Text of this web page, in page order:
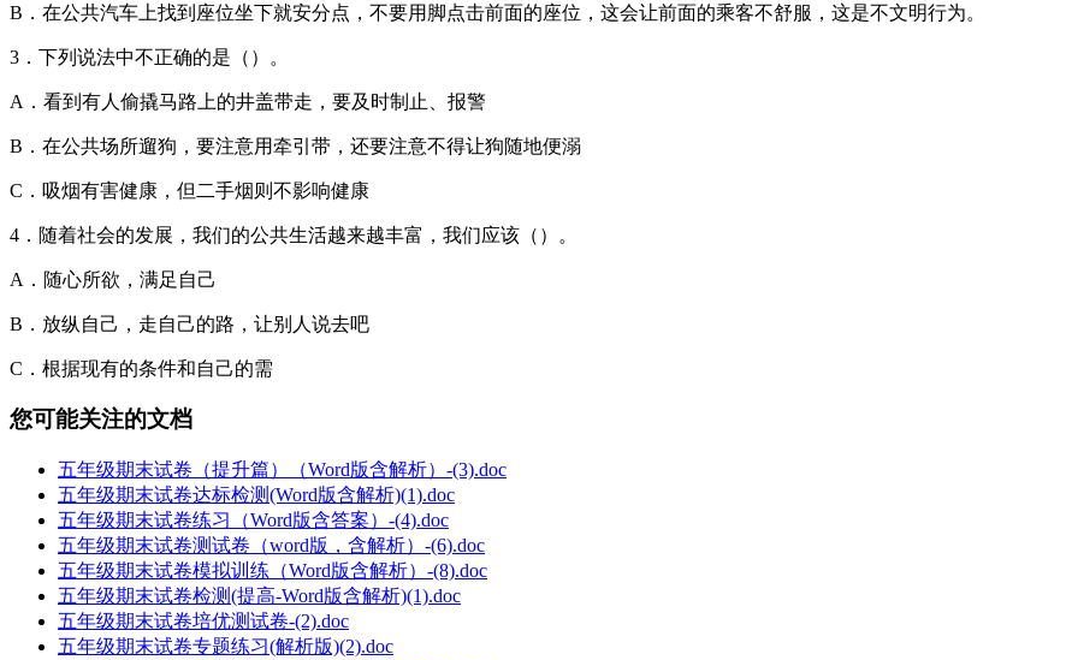
B．在公共汽车上找到座位坐下就安分点，不要用脚点击前面的座位，这会让前面的乘客不舒服，这是不文明行为。
3．下列说法中不正确的是（）。
A．看到有人偷撬马路上的井盖带走，要及时制止、报警
B．在公共场所遛狗，要注意用牵引带，还要注意不得让狗随地便溺
C．吸烟有害健康，但二手烟则不影响健康
4．随着社会的发展，我们的公共生活越来越丰富，我们应该（）。
A．随心所欲，满足自己
B．放纵自己，走自己的路，让别人说去吧
C．根据现有的条件和自己的需
您可能关注的文档
五年级期末试卷（提升篇）（Word版含解析）-(3).doc
五年级期末试卷达标检测(Word版含解析)(1).doc
五年级期末试卷练习（Word版含答案）-(4).doc
五年级期末试卷测试卷（word版，含解析）-(6).doc
五年级期末试卷模拟训练（Word版含解析）-(8).doc
五年级期末试卷检测(提高-Word版含解析)(1).doc
五年级期末试卷培优测试卷-(2).doc
五年级期末试卷专题练习(解析版)(2).doc